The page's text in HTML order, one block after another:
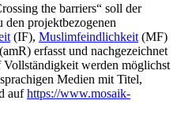
the barriers“ soll der
projektbezogenen
(IF), Muslimfeindlichkeit (MF)
(amR) erfasst und nachgezeichnet
werden möglichst
Medien mit Titel,
aufhttps://www.mosaik-